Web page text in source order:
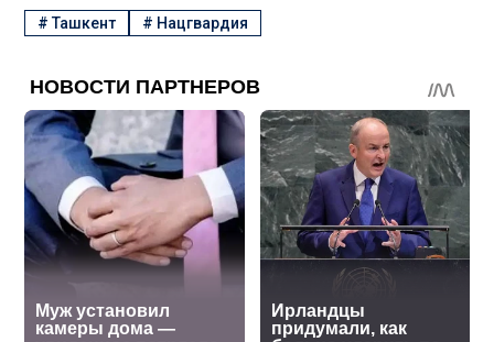
#Ташкент # Нацгвардия